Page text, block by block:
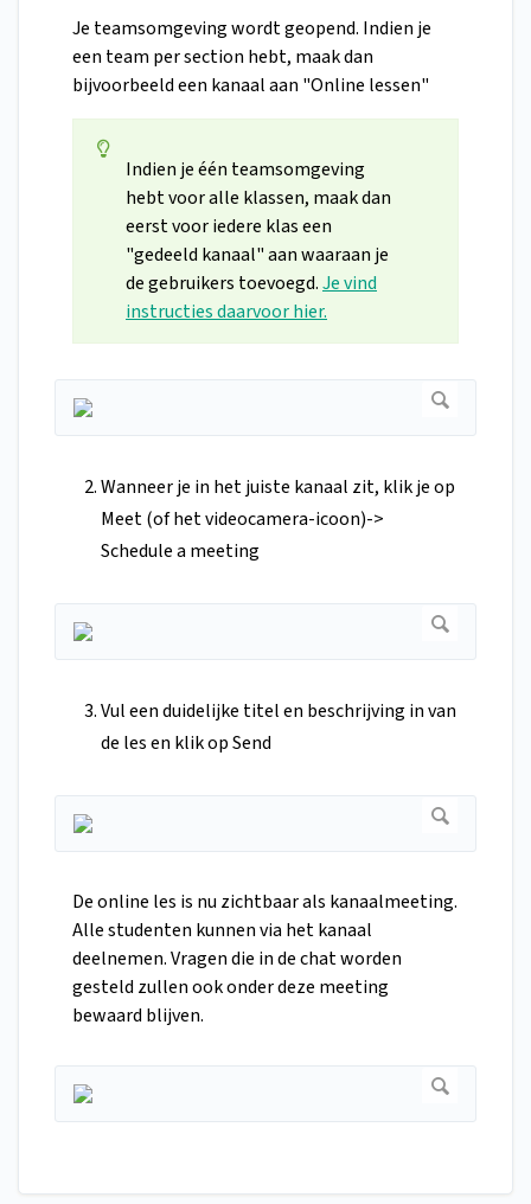
Je teamsomgeving wordt geopend. Indien je
een team per section hebt, maak dan
bijvoorbeeld een kanaal aan "Online lessen"
Indien je één teamsomgeving
hebt voor alle klassen, maak dan
eerst voor iedere klas een
"gedeeld kanaal" aan waaraan je
de gebruikers toevoegd.Je vind
instructies daarvoor hier.
Wanneer je in het juiste kanaal zit, klik je op
Meet (of het videocamera-icoon)->
Schedule a meeting
Vul een duidelijke titel en beschrijving in van
de les en klik op Send
De online les is nu zichtbaar als kanaalmeeting.
Alle studenten kunnen via het kanaal
deelnemen. Vragen die in de chat worden
gesteld zullen ook onder deze meeting
bewaard blijven.